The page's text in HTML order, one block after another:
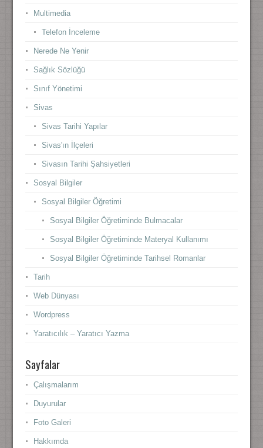
Multimedia
Telefon İnceleme
Nerede Ne Yenir
Sağlık Sözlüğü
Sınıf Yönetimi
Sivas
Sivas Tarihi Yapılar
Sivas'ın İlçeleri
Sivasın Tarihi Şahsiyetleri
Sosyal Bilgiler
Sosyal Bilgiler Öğretimi
Sosyal Bilgiler Öğretiminde Bulmacalar
Sosyal Bilgiler Öğretiminde Materyal Kullanımı
Sosyal Bilgiler Öğretiminde Tarihsel Romanlar
Tarih
Web Dünyası
Wordpress
Yaratıcılık – Yaratıcı Yazma
Sayfalar
Çalışmalarım
Duyurular
Foto Galeri
Hakkımda